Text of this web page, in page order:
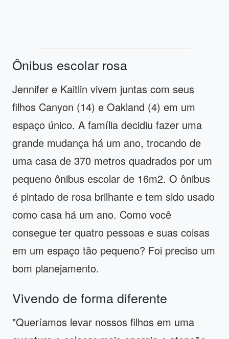
Ônibus escolar rosa
Jennifer e Kaitlin vivem juntas com seus
filhos Canyon (14) e Oakland (4) em um
espaço único. A família decidiu fazer uma
grande mudança há um ano, trocando de
uma casa de 370 metros quadrados por um
pequeno ônibus escolar de 16m2. O ônibus
é pintado de rosa brilhante e tem sido usado
como casa há um ano. Como você
consegue ter quatro pessoas e suas coisas
em um espaço tão pequeno? Foi preciso um
bom planejamento.
Vivendo de forma diferente
"Queríamos levar nossos filhos em uma